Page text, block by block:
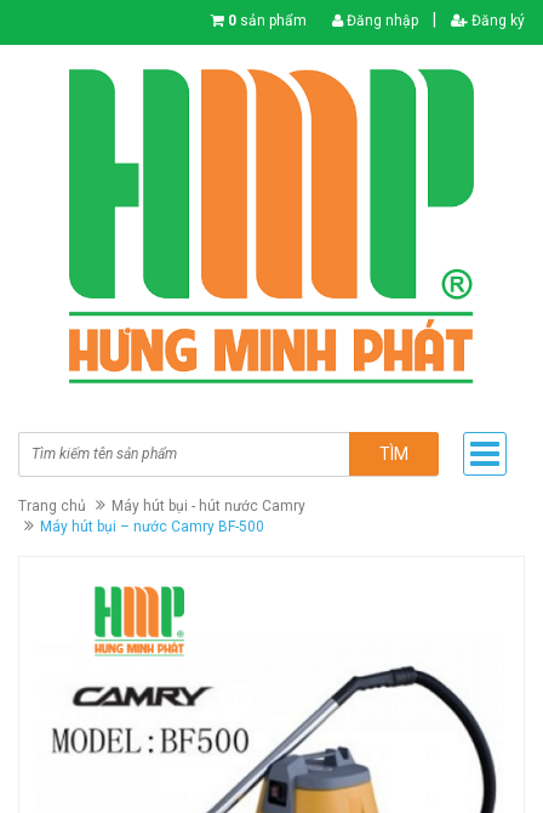
0 sản phẩm Đăng nhập Đăng ký
TÌM
Trang chủ
Máy hút bụi - hút nước Camry
Máy hút bụi – nước Camry BF-500